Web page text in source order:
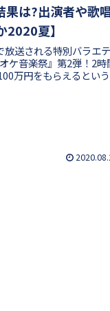
は?出演者や歌
夏】
送される特別バラエ
ケ音楽祭』第2弾！2時
万円をもらえるとい